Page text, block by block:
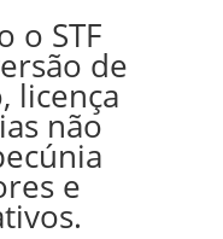
o STF
de
licença
não
e